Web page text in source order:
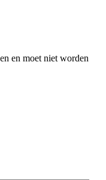
en moet niet worden